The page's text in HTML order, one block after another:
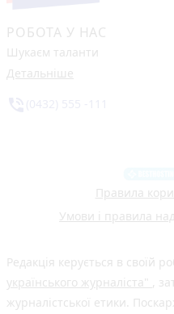
РОБОТА У НАС
Шукаєм таланти
Детальніше
Правила
Умови і правила
Редакція керується в своїй
українського журналіста" ,
журналістської етики.